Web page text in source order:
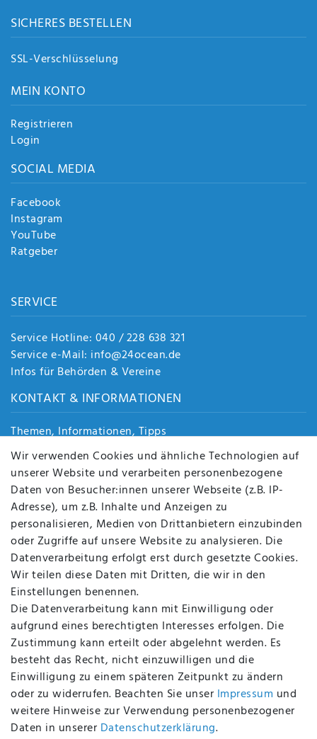
SICHERES BESTELLEN
SSL-Verschlüsselung
MEIN KONTO
Registrieren
Login
SOCIAL MEDIA
Facebook
Instagram
YouTube
Ratgeber
SERVICE
Service Hotline: 040 / 228 638 321
Service e-Mail: info@24ocean.de
Infos für Behörden & Vereine
KONTAKT & INFORMATIONEN
Themen, Informationen, Tipps
Jobs
Über uns
Kontakt
Datenschutz
AGB
FAQ
Batterieentsorgung
Altölverordnung
Impressum
BEQUEM UND SICHER BEZAHLEN MIT
BEI UNS SIND SIE SICHER!
Wir verwenden Cookies und ähnliche Technologien auf
unserer Website und verarbeiten personenbezogene
Daten von Besucher:innen unserer Webseite (z.B. IP-
Adresse), um z.B. Inhalte und Anzeigen zu
personalisieren, Medien von Drittanbietern einzubinden
oder Zugriffe auf unsere Website zu analysieren. Die
Datenverarbeitung erfolgt erst durch gesetzte Cookies.
Wir teilen diese Daten mit Dritten, die wir in den
Einstellungen benennen.
Die Datenverarbeitung kann mit Einwilligung oder
aufgrund eines berechtigten Interesses erfolgen. Die
Zustimmung kann erteilt oder abgelehnt werden. Es
besteht das Recht, nicht einzuwilligen und die
Einwilligung zu einem späteren Zeitpunkt zu ändern
oder zu widerrufen. Beachten Sie unser Impressum und
weitere Hinweise zur Verwendung personenbezogener
Daten in unserer Daten­schutz­erklärung.